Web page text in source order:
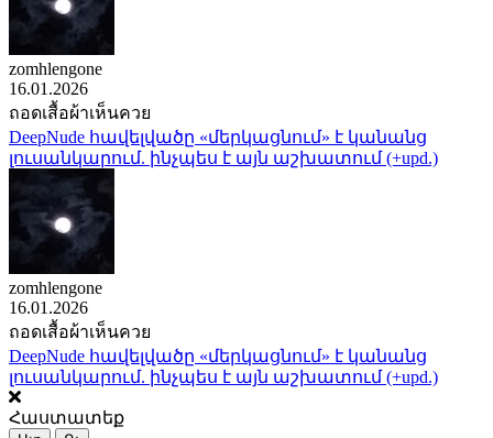
zomhlengone
16.01.2026
ถอดเสื้อผ้าเห็นควย
DeepNude հավելվածը «մերկացնում» է կանանց
լուսանկարում. ինչպես է այն աշխատում (+upd.)
zomhlengone
16.01.2026
ถอดเสื้อผ้าเห็นควย
DeepNude հավելվածը «մերկացնում» է կանանց
լուսանկարում. ինչպես է այն աշխատում (+upd.)
Հաստատեք